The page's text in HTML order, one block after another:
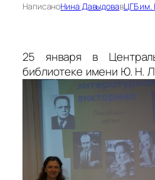
НаписаноНина ДавыдовавЦГБ им.
25 января в
библиотеке имени Ю. Н.